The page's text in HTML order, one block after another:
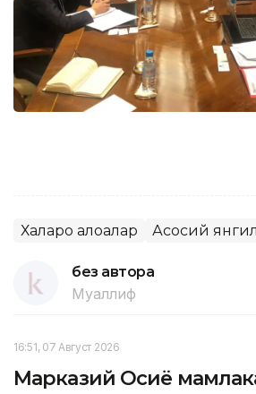
Халқаро алоқалар Асосий
без автора
Муаллиф
16:51, 07 Август 2026
Марказий Осиё